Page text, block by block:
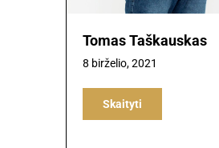
Tomas Taškauskas
8 birželio, 2021
Skaityti